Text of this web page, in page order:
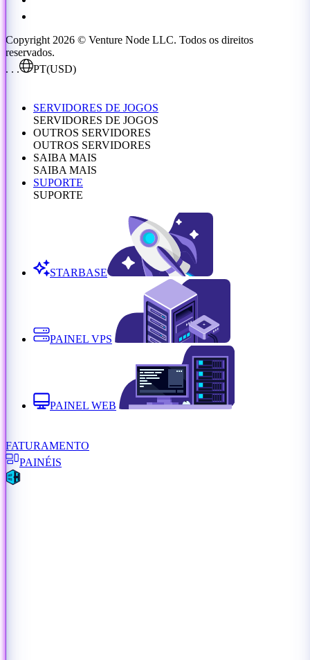
Copyright 2026 © Venture Node LLC. Todos os direitos
reservados.
. . .
PT(USD)
SERVIDORES DE JOGOS
SERVIDORES DE JOGOS
OUTROS SERVIDORES
OUTROS SERVIDORES
SAIBA MAIS
SAIBA MAIS
SUPORTE
SUPORTE
STARBASE
PAINEL VPS
PAINEL WEB
FATURAMENTO
PAINÉIS